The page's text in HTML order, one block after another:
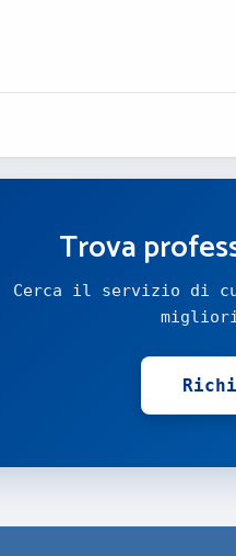
Trova
Cerca il servizio di